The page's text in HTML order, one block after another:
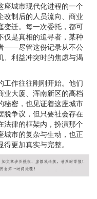
座城市现代化进程的一个
改制后的人员流向、商业
变迁。每一次委托，都可
仅是真相的追寻者，某种
——尽管这份记录从不公
、利益冲突时的焦虑与渴
工作往往刚刚开始。他们
业大厦、浑南新区的高档
秘密，也见证着这座城市
脱争议，但只要社会存在
法律的框架内，扮演那个
城市的复杂与生动，也正
更加真实与完整。